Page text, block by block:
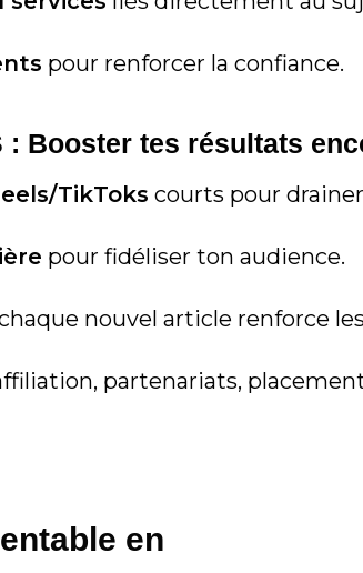
pour renforcer la confiance.
: Booster tes résultats
TikToks courts pour
pour fidéliser ton audience.
nouvel article renforce
partenariats,
en